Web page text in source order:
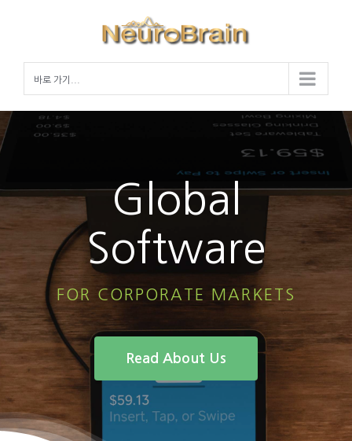
바로 가기...
Global
Software
FOR CORPORATE MARKETS
Read About Us